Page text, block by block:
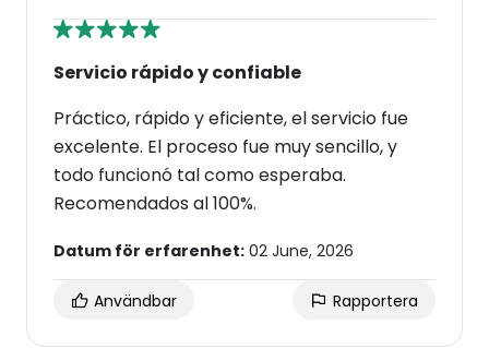
Servicio rápido y confiable
Práctico, rápido y eficiente, el servicio fue
excelente. El proceso fue muy sencillo, y
todo funcionó tal como esperaba.
Recomendados al 100%.
Datum för erfarenhet: 02 June, 2026
Användbar Rapportera